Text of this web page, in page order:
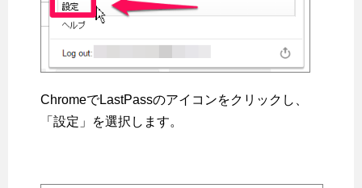
ChromeでLastPassのアイコンをクリックし、
「設定」を選択します。